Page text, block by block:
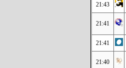
21:43
21:41
21:41
21:40